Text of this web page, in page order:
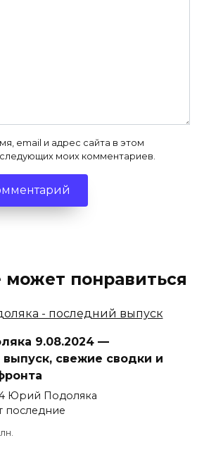
email и адрес сайта в этом
моих комментариев.
понравиться
9.08.2024 —
свежие сводки и
Юрий Подоляка
последние